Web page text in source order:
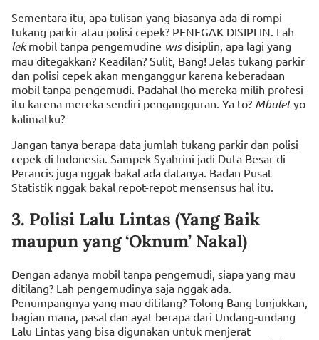
Sementara itu, apa tulisan yang biasanya ada di rompi
tukang parkir atau polisi cepek? PENEGAK DISIPLIN. Lah
lekmobil tanpa pengemudine wisdisiplin, apa lagi yang
mau ditegakkan? Keadilan? Sulit, Bang! Jelas tukang parkir
dan polisi cepek akan menganggur karena keberadaan
mobil tanpa pengemudi. Padahal lho mereka milih profesi
itu karena mereka sendiri pengangguran. Ya to? Mbuletyo
kalimatku?
Jangan tanya berapa data jumlah tukang parkir dan polisi
cepek di Indonesia. Sampek Syahrini jadi Duta Besar di
Perancis juga nggak bakal ada datanya. Badan Pusat
Statistik nggak bakal repot-repot mensensus hal itu.
3. Polisi Lalu Lintas (Yang Baik
maupun yang ‘Oknum’ Nakal)
Dengan adanya mobil tanpa pengemudi, siapa yang mau
ditilang? Lah pengemudinya saja nggak ada.
Penumpangnya yang mau ditilang? Tolong Bang tunjukkan,
bagian mana, pasal dan ayat berapa dari Undang-undang
Lalu Lintas yang bisa digunakan untuk menjerat